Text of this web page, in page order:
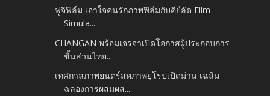
ฟูจิฟิล์ม เอาใจคนรักภาพฟิล์มกับคีย์ลัด Film
Simula...
CHANGAN พร้อมเจรจาเปิดโอกาสผู้ประกอบการ
ชิ้นส่วนไทย...
เทศกาลภาพยนตร์สหภาพยุโรปเปิดม่าน เฉลิม
ฉลองการผสมผส...